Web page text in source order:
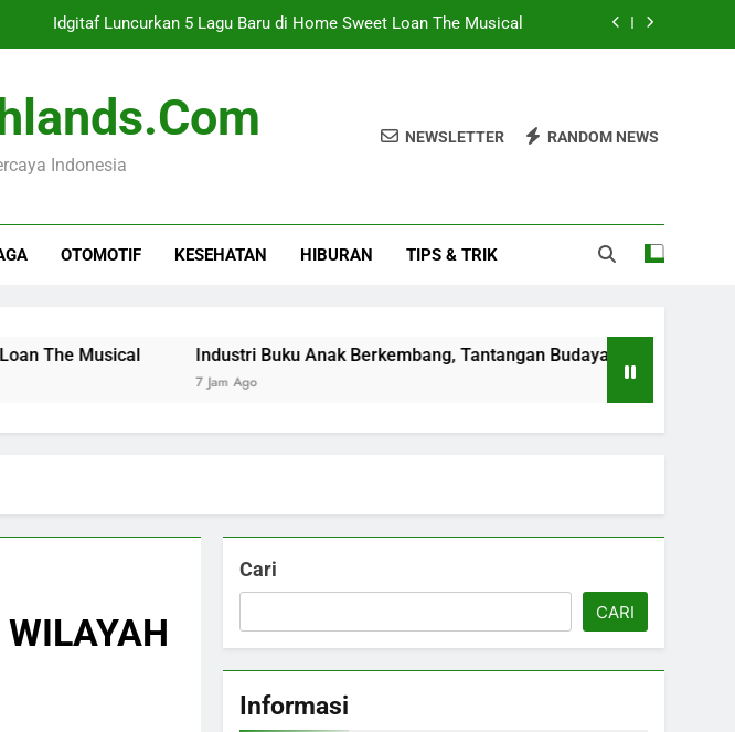
Idgitaf Luncurkan 5 Lagu Baru di Home Sweet Loan The Musical
Persebaya Raih Juara Piala Presiden 2026 Setelah Menang Penalti
Buku Anak Berkembang, Tantangan Budaya Membaca Terus Ada
Indonesia
NEWSLETTER RANDOM NEWS
OTOMOTIF KESEHATAN HIBURAN TIPS & TRIK
Musical Industri Buku Anak Berkembang, Tantangan Budaya Membaca Terus Ada
7 Jam Ago
Cari
CARI
Informasi